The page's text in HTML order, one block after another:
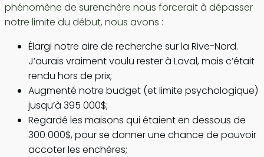
phénomène de surenchère nous forcerait à dépasser
notre limite du début, nous avons :
Élargi notre aire de recherche sur la Rive-Nord.
J’aurais vraiment voulu rester à Laval, mais c’était
rendu hors de prix;
Augmenté notre budget (et limite psychologique)
jusqu’à 395 000$;
Regardé les maisons qui étaient en dessous de
300 000$, pour se donner une chance de pouvoir
accoter les enchères;